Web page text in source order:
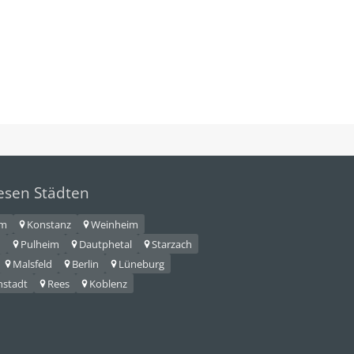
Städten
Konstanz
Weinheim
Pulheim Dautphetal
Starzach
Malsfeld
Berlin
Lüneburg
Rees Koblenz